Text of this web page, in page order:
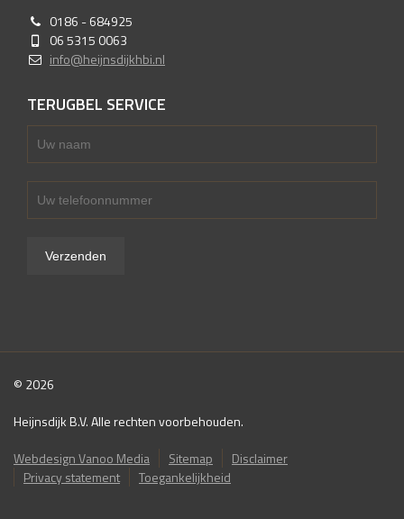
0186 - 684925
06 5315 0063
info@heijnsdijkhbi.nl
TERUGBEL SERVICE
© 2026
Heijnsdijk B.V. Alle rechten voorbehouden.
Webdesign Vanoo Media
Sitemap
Disclaimer
Privacy statement
Toegankelijkheid